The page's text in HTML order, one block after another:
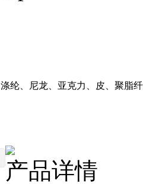
纶、尼龙、亚克力、皮、聚脂
产品详情